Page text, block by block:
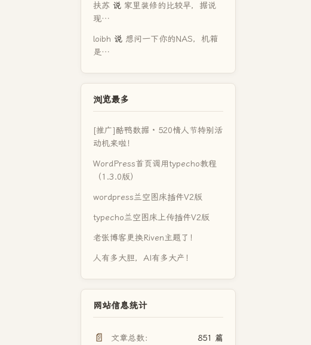
扶苏 说 家里装修的比较早，据说
现…
loibh 说 想问一下你的NAS，机箱
是…
浏览最多
[推广]酷鸭数据 · 520情人节特别活
动机来啦！
WordPress首页调用typecho教程
（1.3.0版）
wordpress兰空图床插件V2版
typecho兰空图床上传插件V2版
老张博客更换Riven主题了！
人有多大胆，AI有多大产！
网站信息统计
📄 文章总数： 851 篇